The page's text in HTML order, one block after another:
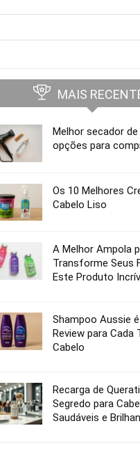
MAIS
Melhor secador de
opções para
Os 10 Melhores
Cabelo Liso
A Melhor Ampola
Transforme Seus
Este Produto
Shampoo Aussie
Review para Cada
Cabelo
Recarga de
Segredo para
Saudáveis e